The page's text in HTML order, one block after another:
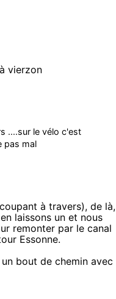
vierzon
....sur le vélo c'est
pas mal
à travers), de là,
laissons un et nous
remonter par le canal
Essonne.
bout de chemin avec